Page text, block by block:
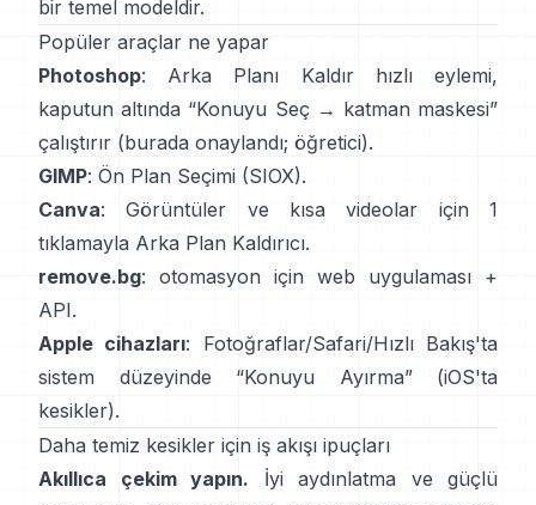
bir temel modeldir.
Popüler araçlar ne yapar
Photoshop: Arka Planı Kaldırhızlı eylemi,
kaputun altında “Konuyu Seç → katman maskesi”
çalıştırır (burada onaylandı; öğretici).
GIMP: Ön Plan Seçimi (SIOX).
Canva: Görüntüler ve kısa videolar için 1
tıklamayla Arka Plan Kaldırıcı.
remove.bg: otomasyon için web uygulaması +
API.
Apple cihazları: Fotoğraflar/Safari/Hızlı Bakış'ta
sistem düzeyinde “Konuyu Ayırma” (iOS'ta
kesikler).
Daha temiz kesikler için iş akışı ipuçları
Akıllıca çekim yapın. İyi aydınlatma ve güçlü